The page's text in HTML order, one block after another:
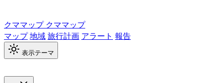
クママップ クママップ
マップ地域旅行計画 アラート 報告
表示テーマ